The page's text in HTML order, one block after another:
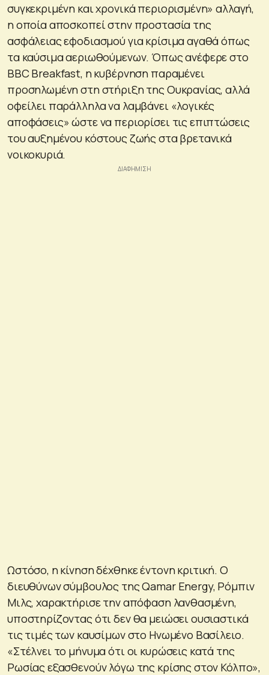
συγκεκριμένη και χρονικά περιορισμένη» αλλαγή,
η οποία αποσκοπεί στην προστασία της
ασφάλειας εφοδιασμού για κρίσιμα αγαθά όπως
τα καύσιμα αεριωθούμενων. Όπως ανέφερε στο
BBC Breakfast, η κυβέρνηση παραμένει
προσηλωμένη στη στήριξη της Ουκρανίας, αλλά
οφείλει παράλληλα να λαμβάνει «λογικές
αποφάσεις» ώστε να περιορίσει τις επιπτώσεις
του αυξημένου κόστους ζωής στα βρετανικά
νοικοκυριά.
Ωστόσο, η κίνηση δέχθηκε έντονη κριτική. Ο
διευθύνων σύμβουλος της Qamar Energy, Ρόμπιν
Μιλς, χαρακτήρισε την απόφαση λανθασμένη,
υποστηρίζοντας ότι δεν θα μειώσει ουσιαστικά
τις τιμές των καυσίμων στο Ηνωμένο Βασίλειο.
«Στέλνει το μήνυμα ότι οι κυρώσεις κατά της
Ρωσίας εξασθενούν λόγω της κρίσης στον Κόλπο»,